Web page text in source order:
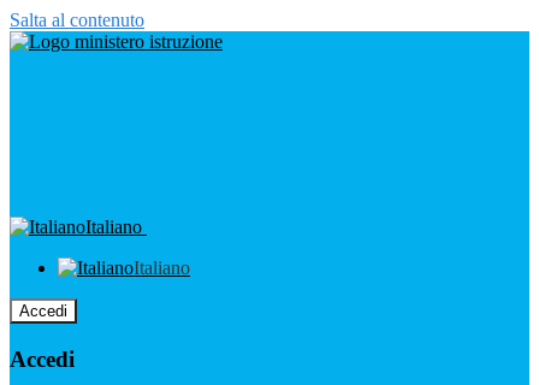
Salta al contenuto
Italiano
Italiano
Accedi
Accedi